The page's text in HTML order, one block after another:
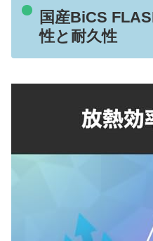
国産BiCS
性と耐久性